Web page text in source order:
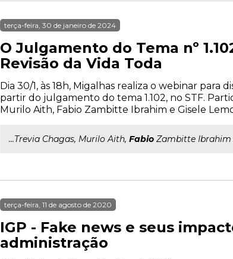
terça-feira, 30 de janeiro de 2024
O Julgamento do Tema nº
Revisão da Vida Toda
Dia 30/1, às 18h, Migalhas realiza o webinar para
partir do julgamento do tema 1.102, no STF.
Murilo Aith, Fabio Zambitte Ibrahim e Gisele
...Trevia Chagas, Murilo Aith, Fabio Zambitte Ibrahim
terça-feira, 11 de agosto de 2020
IGP - Fake news e seus
administração